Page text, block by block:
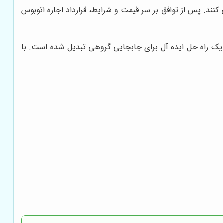
پس از توافق بر سر قیمت و شرایط، قرارداد اجاره اتوبوس
یک راه حل ایده آل برای جابجایی گروهی تبدیل شده است. با